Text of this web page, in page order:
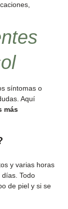
síntomas o
Aquí
más
y varias horas
Todo
de piel y si se